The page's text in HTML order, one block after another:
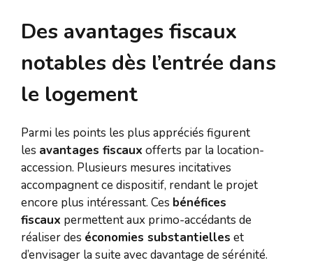
Des avantages fiscaux
notables dès l’entrée dans
le logement
Parmi les points les plus appréciés figurent
les avantages fiscaux offerts par la location-
accession. Plusieurs mesures incitatives
accompagnent ce dispositif, rendant le projet
encore plus intéressant. Ces bénéfices
fiscaux permettent aux primo-accédants de
réaliser des économies substantielles et
d’envisager la suite avec davantage de sérénité.